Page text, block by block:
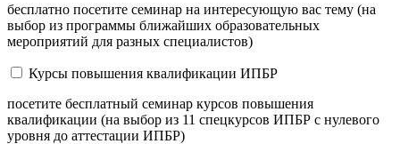
бесплатно посетите семинар на интересующую вас тему (на
выбор из программы ближайших образовательных
мероприятий для разных специалистов)
Курсы повышения квалификации ИПБР
посетите бесплатный семинар курсов повышения
квалификации (на выбор из 11 спецкурсов ИПБР с нулевого
уровня до аттестации ИПБР)